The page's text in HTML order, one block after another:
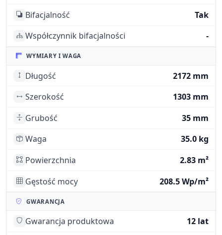
Bifacjalność
Tak
Współczynnik bifacjalności
-
WYMIARY I WAGA
Długość
2172 mm
Szerokość
1303 mm
Grubość
35 mm
Waga
35.0 kg
Powierzchnia
2.83 m²
Gęstość mocy
208.5 Wp/m²
GWARANCJA
Gwarancja produktowa
12 lat